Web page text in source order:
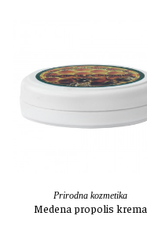
Prirodna kozmetika
Medena propolis krema